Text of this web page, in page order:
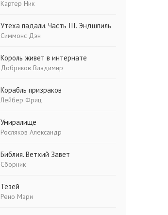
Картер Ник
Утеха падали. Часть III. Эндшпиль
Симмонс Дэн
Король живет в интернате
Добряков Владимир
Корабль призраков
Лейбер Фриц
Умиралище
Росляков Александр
Библия. Ветхий Завет
Сборник
Тезей
Рено Мэри